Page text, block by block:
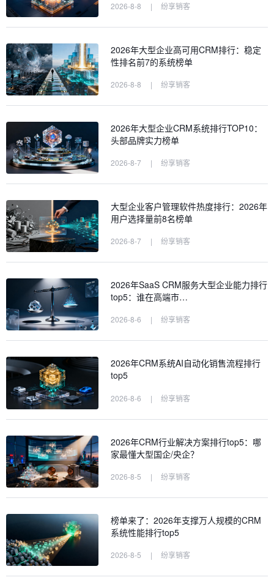
2026-8-8 | 纷享销客
2026年大型企业高可用CRM排行：稳定
性排名前7的系统榜单
2026-8-8 | 纷享销客
2026年大型企业CRM系统排行TOP10：
头部品牌实力榜单
2026-8-7 | 纷享销客
大型企业客户管理软件热度排行：2026年
用户选择量前8名榜单
2026-8-7 | 纷享销客
2026年SaaS CRM服务大型企业能力排行
top5：谁在高端市…
2026-8-6 | 纷享销客
2026年CRM系统AI自动化销售流程排行
top5
2026-8-6 | 纷享销客
2026年CRM行业解决方案排行top5：哪
家最懂大型国企/央企？
2026-8-5 | 纷享销客
榜单来了：2026年支撑万人规模的CRM
系统性能排行top5
2026-8-5 | 纷享销客